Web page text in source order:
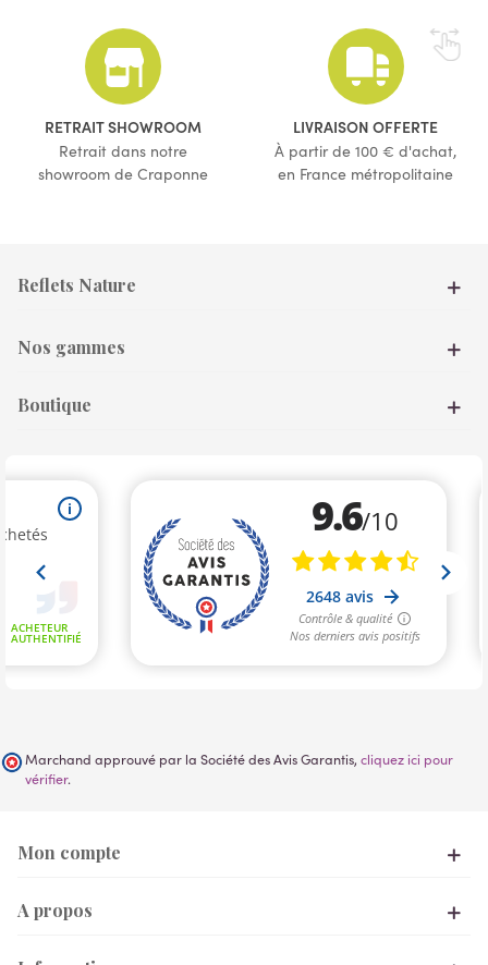
(2 avis)
(5 avis)
RETRAIT SHOWROOM
Retrait dans notre
showroom de Craponne
LIVRAISON OFFERTE
À partir de 100 € d'achat,
en France métropolitaine
Reflets Nature
Nos gammes
Boutique
Marchand approuvé par la Société des Avis Garantis, cliquez ici pour
vérifier.
Mon compte
A propos